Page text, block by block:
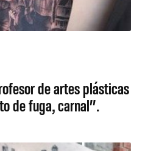
de artes plásticas
de fuga, carnal”.